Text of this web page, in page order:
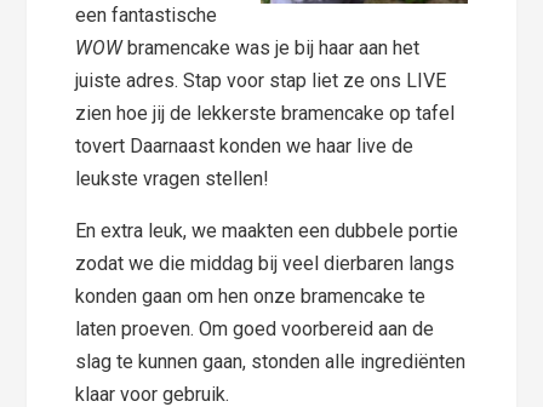
een fantastische
WOWbramencake was je bij haar aan het
juiste adres. Stap voor stap liet ze ons LIVE
zien hoe jij de lekkerste bramencake op tafel
tovert Daarnaast konden we haar live de
leukste vragen stellen!
En extra leuk, we maakten een dubbele portie
zodat we die middag bij veel dierbaren langs
konden gaan om hen onze bramencake te
laten proeven. Om goed voorbereid aan de
slag te kunnen gaan, stonden alle ingrediënten
klaar voor gebruik.